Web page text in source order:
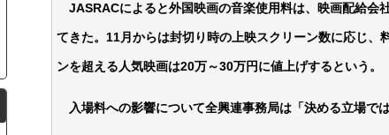
JASRACによると外国映画の音楽使用料は、映画配給会
てきた。11月からは封切り時の上映スクリーン数に応じ
ンを超える人気映画は20万～30万円に値上げするという。
入場料への影響について全興連事務局は「決める立場では